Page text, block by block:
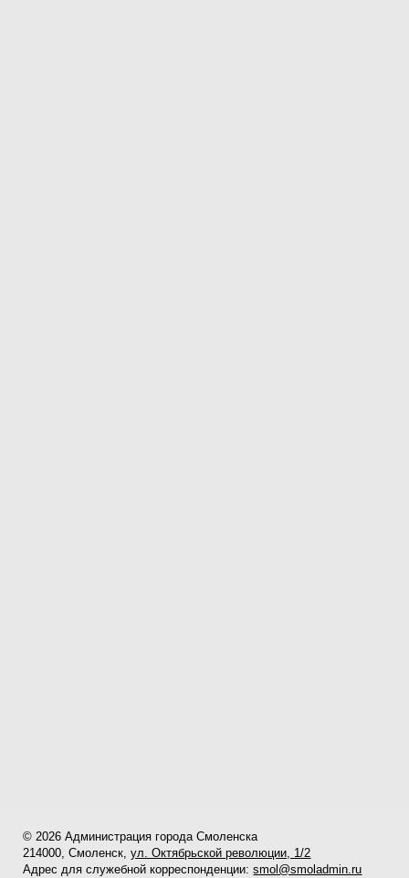
© 2026 Администрация города Смоленска
214000, Смоленск,ул. Октябрьской революции, 1/2
Адрес для служебной корреспонденции:smol@smoladmin.ru